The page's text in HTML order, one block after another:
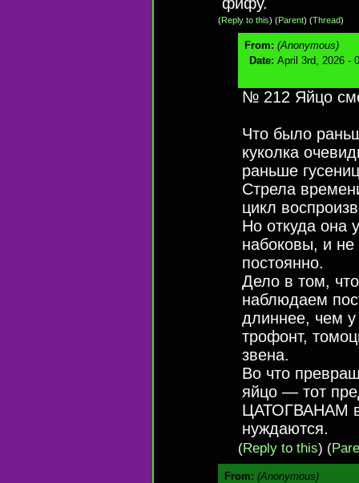
(Reply to this) (Parent) (Thread)
From: (Anonymous)
Date: April 3rd, 2026 -
№ 212 Яйцо
Что было
куколка
раньше
Стрела
цикл
Но откуда она
набоковы, и
постоянно.
Дело в том,
наблюдаем
длиннее, чем у
трофонт,
звена.
Во что
яйцо — тот
ЦАТОГВАНАМ
нуждаются.
(Reply to this) (
From: (Anonymous)